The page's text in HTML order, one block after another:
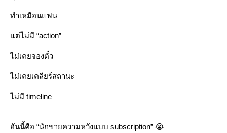
ทำเหมือนแฟน
ต่ไม่มี “action”
ไม่เคยจองตั๋ว
ไม่เคยเคลียร์สถานะ
ไม่มี timeline
อันนี้คือ “นักขายความหวังแบบ subscription” 😭